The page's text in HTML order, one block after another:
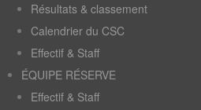
Résultats & classement
Calendrier du CSC
Effectif & Staff
ÉQUIPE RÉSERVE
Effectif & Staff